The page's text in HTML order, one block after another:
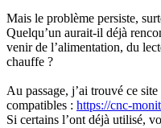
Mais le problème persiste,
Quelqu’un aurait-il déjà
venir de l’alimentation, du
chauffe ?
Au passage, j’ai trouvé ce
compatibles : https://cnc-
Si certains l’ont déjà utilisé,